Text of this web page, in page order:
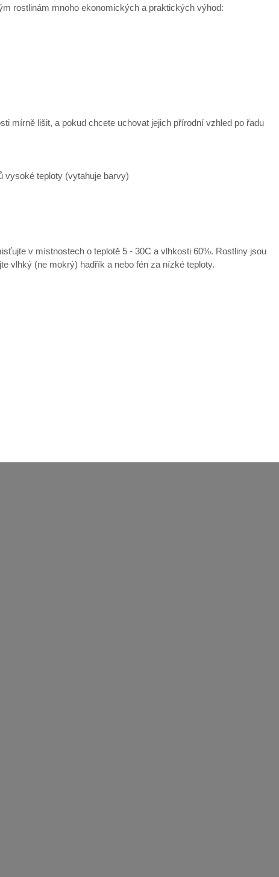
rostlinám mnoho ekonomických a praktických výhod:
mírně lišit, a pokud chcete uchovat jejich přírodní vzhled po řadu
vysoké teploty (vytahuje barvy)
v místnostech o teplotě 5 - 30C a vlhkosti 60%. Rostliny jsou
vlhký (ne mokrý) hadřík a nebo fén za nízké teploty.